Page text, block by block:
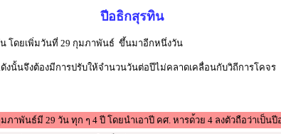
ปีอธิกสุรทิน
โดยเพิ่มวันที่ 29 กุมภาพันธ์ ขึ้นมาอีกหนึ่งวัน
ดังนั้นจึงต้องมีการปรับให้จำนวนวันต่อปีไม่คลาดเคลื่อนกับวิถีการโคจร
ภาพันธ์มี 29 วัน ทุก ๆ 4 ปี โดยนำเอาปี คศ. หารด้วย 4 ลงตัวถือว่าเป็นปี